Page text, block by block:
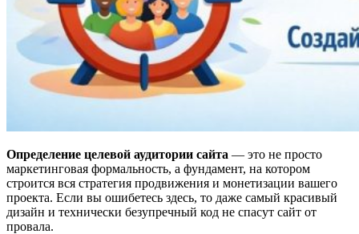
Определение целевой аудитории сайта — это не просто
маркетинговая формальность, а фундамент, на котором
строится вся стратегия продвижения и монетизации вашего
проекта. Если вы ошибетесь здесь, то даже самый красивый
дизайн и технически безупречный код не спасут сайт от
провала.